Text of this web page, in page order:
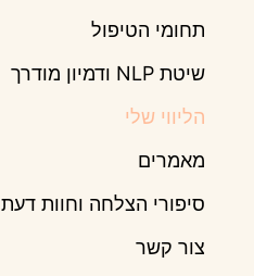
תחומי הטיפול
שיטת NLP ודמיון מודרך
הליווי שלי
מאמרים
סיפורי הצלחה וחוות דעת
צור קשר